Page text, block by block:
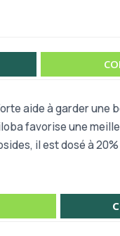
aide à garder
favorise une
il est dosé à